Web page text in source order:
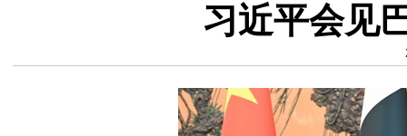
习近平会见